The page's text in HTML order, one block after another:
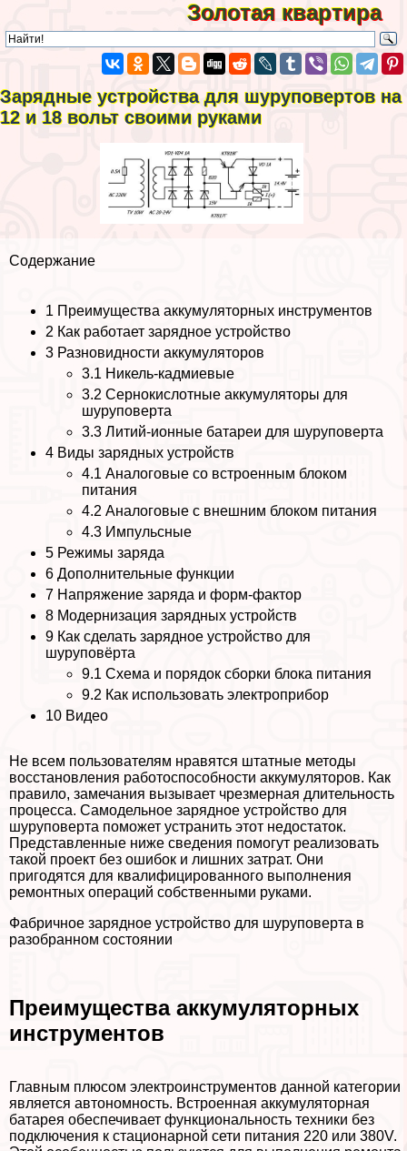
Золотая квартира
Зарядные устройства для шуруповертов на
12 и 18 вольт своими руками
Содержание
1 Преимущества аккумуляторных инструментов
2 Как работает зарядное устройство
3 Разновидности аккумуляторов
3.1 Никель-кадмиевые
3.2 Сернокислотные аккумуляторы для
шуруповерта
3.3 Литий-ионные батареи для шуруповерта
4 Виды зарядных устройств
4.1 Аналоговые со встроенным блоком
питания
4.2 Аналоговые с внешним блоком питания
4.3 Импульсные
5 Режимы заряда
6 Дополнительные функции
7 Напряжение заряда и форм-фактор
8 Модернизация зарядных устройств
9 Как сделать зарядное устройство для
шуруповёрта
9.1 Схема и порядок сборки блока питания
9.2 Как использовать электроприбор
10 Видео
Не всем пользователям нравятся штатные методы
восстановления работоспособности аккумуляторов. Как
правило, замечания вызывает чрезмерная длительность
процесса. Самодельное зарядное устройство для
шуруповерта поможет устранить этот недостаток.
Представленные ниже сведения помогут реализовать
такой проект без ошибок и лишних затрат. Они
пригодятся для квалифицированного выполнения
ремонтных операций собственными руками.
Фабричное зарядное устройство для шуруповерта в
разобранном состоянии
Преимущества аккумуляторных
инструментов
Главным плюсом электроинструментов данной категории
является автономность. Встроенная аккумуляторная
батарея обеспечивает функциональность техники без
подключения к стационарной сети питания 220 или 380V.